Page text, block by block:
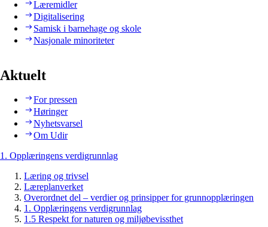
Læremidler
Digitalisering
Samisk i barnehage og skole
Nasjonale minoriteter
Aktuelt
For pressen
Høringer
Nyhetsvarsel
Om Udir
1. Opplæringens verdigrunnlag
Læring og trivsel
Læreplanverket
Overordnet del – verdier og prinsipper for grunnopplæringen
1. Opplæringens verdigrunnlag
1.5 Respekt for naturen og miljøbevissthet